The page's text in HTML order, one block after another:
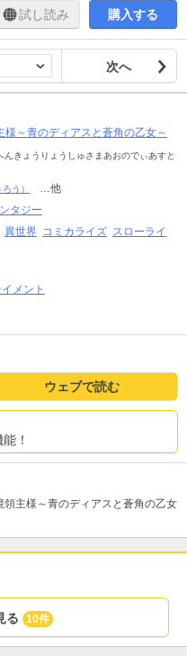
試し読み 購入する
次へ
～青のディアスと蒼角の乙女～
んきょうりょうしゅさまあおのでぃあすと
ろう）
…他
タジー
異世界 コミカライズ スローライ
メント
ウェブで読む
！
主様～青のディアスと蒼角の乙女
る 10件